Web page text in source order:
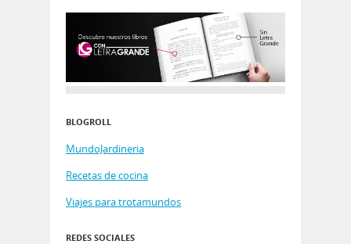
BLOGROLL
MundoJardineria
Recetas de cocina
Viajes para trotamundos
REDES SOCIALES